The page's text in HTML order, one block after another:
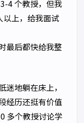
4 个教授，但我
以上，给我面试
最后都快给我整
地躺在床上，
经历还挺有价值
多个教授讨论学